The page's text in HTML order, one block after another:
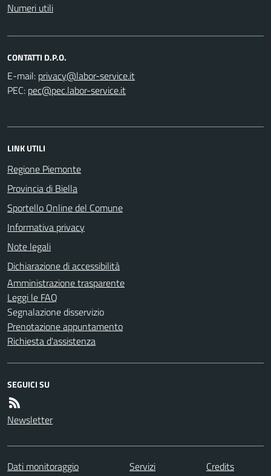
Numeri utili
CONTATTI D.P.O.
E-mail:
PEC:
LINK UTILI
Regione Piemonte
Provincia di Biella
Sportello Online del Comune
Informativa privacy
Note legali
Dichiarazione di accessibilità
Amministrazione trasparente
Leggi le FAQ
Segnalazione disservizio
Prenotazione appuntamento
Richiesta d'assistenza
SEGUICI SU
Newsletter
Dati monitoraggio Servizi
Credits